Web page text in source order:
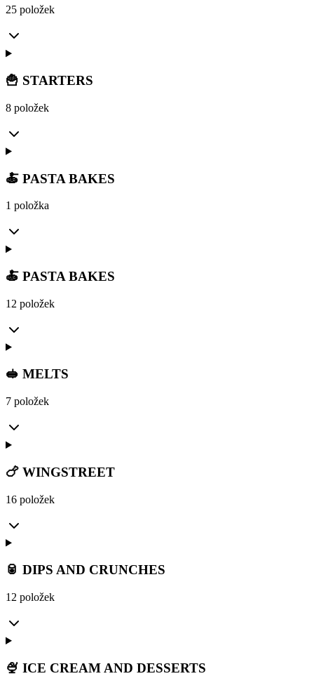
25 položek
🍟 STARTERS
8 položek
🍝 PASTA BAKES
1 položka
🍝 PASTA BAKES
12 položek
🥪 MELTS
7 položek
🍗 WINGSTREET
16 položek
🥫 DIPS AND CRUNCHES
12 položek
🍨 ICE CREAM AND DESSERTS